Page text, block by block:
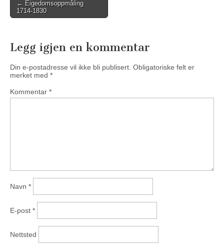
Post
navigation
← Eigedomsoppmåling
1714-1830
Legg igjen en kommentar
Din e-postadresse vil ikke bli publisert. Obligatoriske felt er
merket med *
Kommentar *
Navn *
E-post *
Nettsted